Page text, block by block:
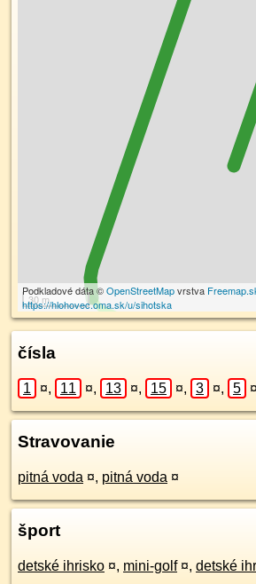
30 m
Podkladové dáta ©OpenStreetMapvrstva
https://hlohovec.oma.sk/u/sihotska
čísla
1 ¤, 11 ¤, 13 ¤, 15 ¤, 3 ¤, 5 ¤
Stravovanie
pitná voda ¤, pitná voda ¤
šport
detské ihrisko ¤, mini-golf ¤, detské